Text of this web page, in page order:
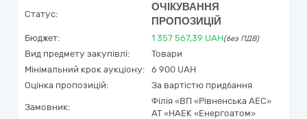
Статус:
ОЧІКУВАННЯ
ПРОПОЗИЦІЙ
Бюджет: 1 357 567,39 UAH(без ПДВ)
Вид предмету закупівлі:
Товари
Мінімальний крок аукціону:
6 900 UAH
Оцінка пропозицій:
За вартістю придбання
Замовник:
Філія «ВП «Рівненська АЕС»
АТ «НАЕК «Енергоатом»